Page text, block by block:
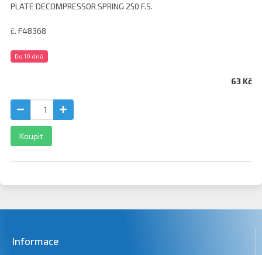
PLATE DECOMPRESSOR SPRING 250 F.S.
č. F48368
Do 10 dnů
63 Kč
Koupit
Informace